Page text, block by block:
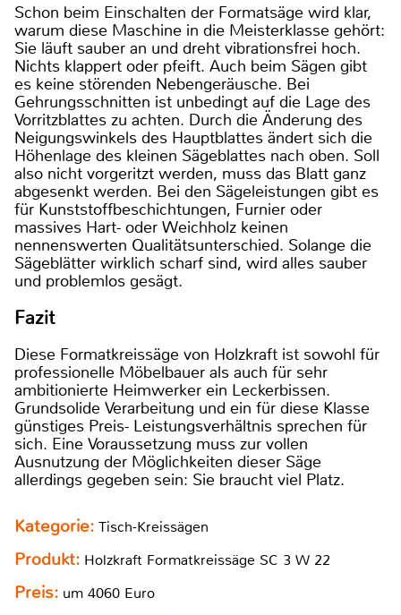
Schon beim Einschalten der Formatsäge wird klar,
warum diese Maschine in die Meisterklasse gehört:
Sie läuft sauber an und dreht vibrationsfrei hoch.
Nichts klappert oder pfeift. Auch beim Sägen gibt
es keine störenden Nebengeräusche. Bei
Gehrungsschnitten ist unbedingt auf die Lage des
Vorritzblattes zu achten. Durch die Änderung des
Neigungswinkels des Hauptblattes ändert sich die
Höhenlage des kleinen Sägeblattes nach oben. Soll
also nicht vorgeritzt werden, muss das Blatt ganz
abgesenkt werden. Bei den Sägeleistungen gibt es
für Kunststoffbeschichtungen, Furnier oder
massives Hart- oder Weichholz keinen
nennenswerten Qualitätsunterschied. Solange die
Sägeblätter wirklich scharf sind, wird alles sauber
und problemlos gesägt.
Fazit
Diese Formatkreissäge von Holzkraft ist sowohl für
professionelle Möbelbauer als auch für sehr
ambitionierte Heimwerker ein Leckerbissen.
Grundsolide Verarbeitung und ein für diese Klasse
günstiges Preis- Leistungsverhältnis sprechen für
sich. Eine Voraussetzung muss zur vollen
Ausnutzung der Möglichkeiten dieser Säge
allerdings gegeben sein: Sie braucht viel Platz.
Kategorie: Tisch-Kreissägen
Produkt: Holzkraft Formatkreissäge SC 3 W 22
Preis: um 4060 Euro